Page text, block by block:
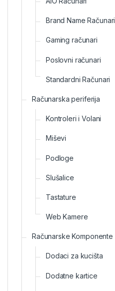
Brand Name Računari
Gaming računari
Poslovni računari
Standardni Računari
Računarska periferija
Kontroleri i Volani
Miševi
Podloge
Slušalice
Tastature
Web Kamere
Računarske Komponente
Dodaci za kucišta
Dodatne kartice